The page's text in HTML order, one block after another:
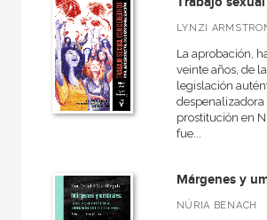
LYNZI
La aprobación,
veinte años, de
legislación
despenalizadora
prostitución en
fue...
Márgenes y
NÚRIA BENACH